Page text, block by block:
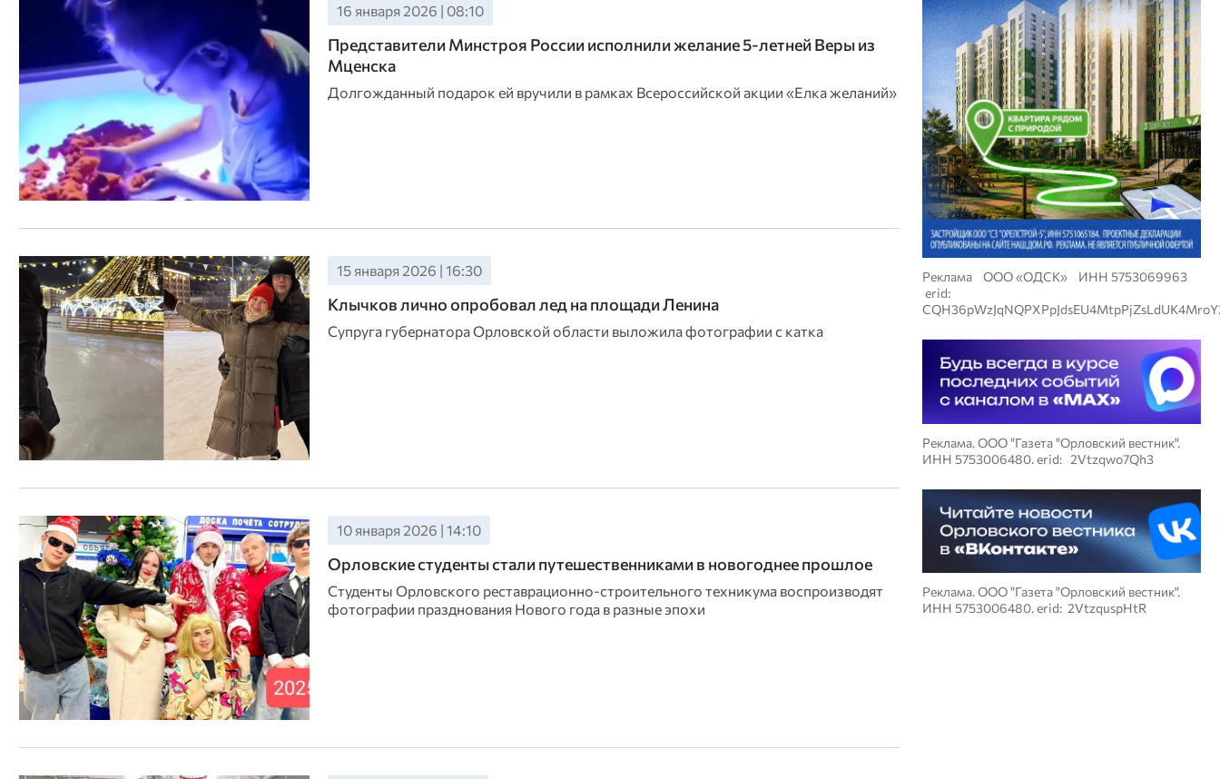
16 января 2026 | 08:10
Представители Минстроя России исполнили желание 5-летней Веры из
Мценска
Долгожданный подарок ей вручили в рамках Всероссийской акции «Елка желаний»
15 января 2026 | 16:30
Клычков лично опробовал лед на площади Ленина
Супруга губернатора Орловской области выложила фотографии с катка
10 января 2026 | 14:10
Орловские студенты стали путешественниками в новогоднее прошлое
Студенты Орловского реставрационно-строительного техникума воспроизводят
фотографии празднования Нового года в разные эпохи
Реклама ООО «ОДСК» ИНН 5753069963
erid:
Реклама. ООО "Газета "Орловский вестник".
ИНН 5753006480. erid: 2Vtzqwo7Qh3
Реклама. ООО "Газета "Орловский вестник".
ИНН 5753006480. erid: 2VtzquspHtR